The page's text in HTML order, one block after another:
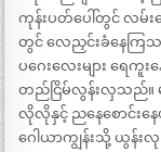
ကုန်းပတ်ပေါ်တွင် လမ်
တွင် လေညှင်းခံနေက
ပဂေးလေးများ ရေကူ
တည်ငြိမ်လွန်းလှသည်။
လိုလိုနှင့် ညနေစောင်းန
ဂေါယာကျွန်းသို့ ယွန်းလု